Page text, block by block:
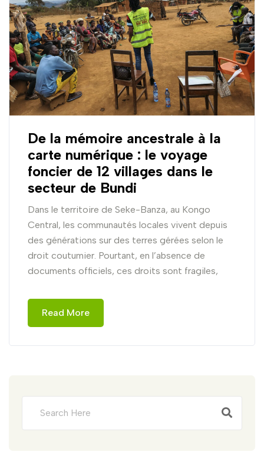
De la mémoire ancestrale à la
carte numérique : le voyage
foncier de 12 villages dans le
secteur de Bundi
Dans le territoire de Seke-Banza, au Kongo
Central, les communautés locales vivent depuis
des générations sur des terres gérées selon le
droit coutumier. Pourtant, en l’absence de
documents officiels, ces droits sont fragiles,
Read More